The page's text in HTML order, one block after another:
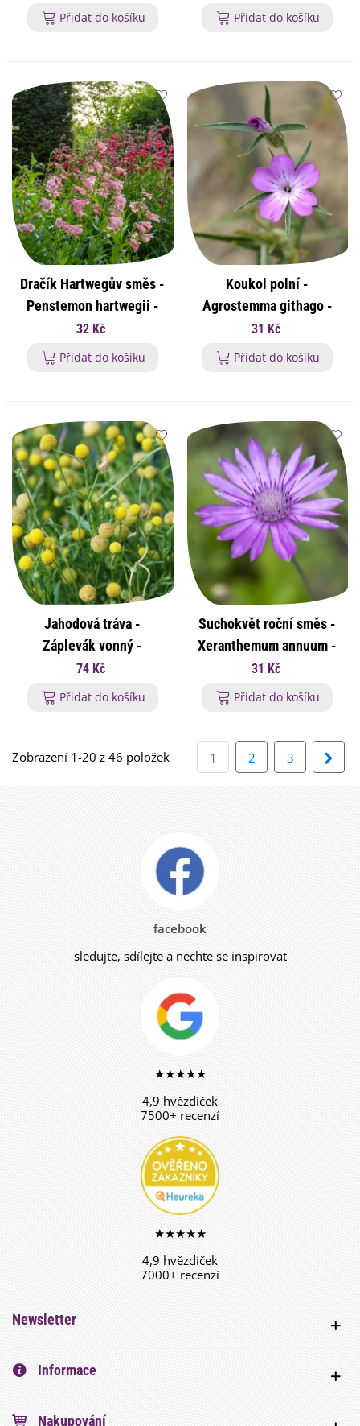
Přidat do košíku
stříbrného deště - 6 ks
Přidat do košíku
Dračík Hartwegův směs -
Penstemon hartwegii -
osivo dračíku - 300 ks
32 Kč
Přidat do košíku
Koukol polní -
Agrostemma githago -
osivo koukolu - 50 ks
31 Kč
Přidat do košíku
Jahodová tráva -
Záplevák vonný -
Cephalophora aromatica -
osivo jahodové trávy - 10
74 Kč
Přidat do košíku
Suchokvět roční směs -
Xeranthemum annuum -
osivo suchokvětu - 100
ks
31 Kč
Přidat do košíku
Zobrazení 1-20 z 46 položek 1 2 3
facebook
sledujte, sdílejte a nechte se inspirovat
★★★★★
4,9 hvězdiček
7500+ recenzí
★★★★★
4,9 hvězdiček
7000+ recenzí
Newsletter
Informace
Nakupování